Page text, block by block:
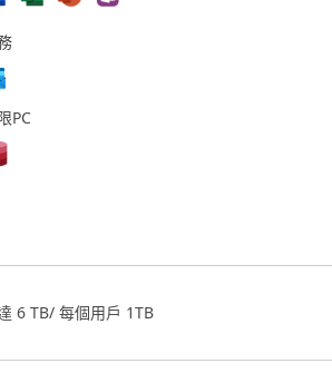
PC
6 TB/ 每個用戶 1TB